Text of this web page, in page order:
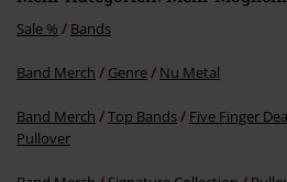
Sale % Bands
Band Merch Genre Nu Metal
Band Merch Top Bands Five Finger
Pullover